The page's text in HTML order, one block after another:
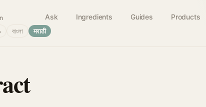
Ask Ingredients Guides Products
বাংলা मराठी